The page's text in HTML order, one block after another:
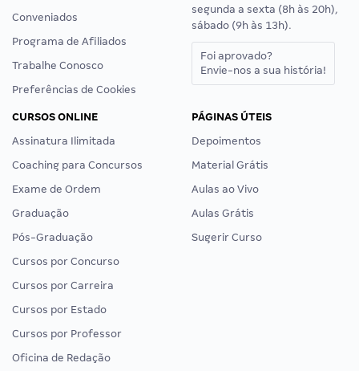
Conveniados
Programa de Afiliados
Trabalhe Conosco
Preferências de Cookies
segunda a sexta (8h às 20h),
sábado (9h às 13h).
Foi aprovado?
Envie-nos a sua história!
CURSOS ONLINE
Assinatura Ilimitada
Coaching para Concursos
Exame de Ordem
Graduação
Pós-Graduação
Cursos por Concurso
Cursos por Carreira
Cursos por Estado
Cursos por Professor
Oficina de Redação
PÁGINAS ÚTEIS
Depoimentos
Material Grátis
Aulas ao Vivo
Aulas Grátis
Sugerir Curso